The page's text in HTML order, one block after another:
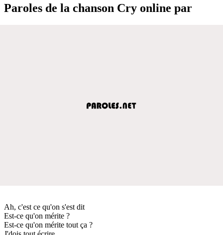
Paroles de la chanson Cry online par
Ah, c'est ce qu'on s'est dit
Est-ce qu'on mérite ?
Est-ce qu'on mérite tout ça ?